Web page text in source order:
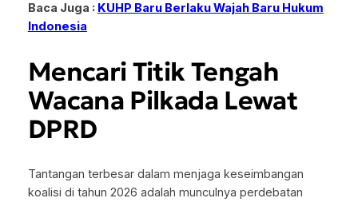
Baca Juga : KUHP Baru Berlaku Wajah Baru Hukum
Indonesia
Mencari Titik Tengah
Wacana Pilkada Lewat
DPRD
Tantangan terbesar dalam menjaga keseimbangan
koalisi di tahun 2026 adalah munculnya perdebatan